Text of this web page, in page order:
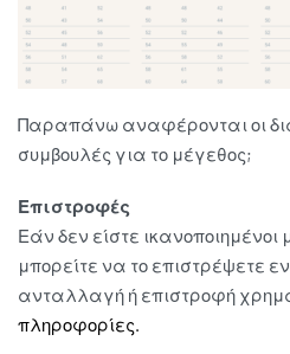
Παραπάνω αναφέρονται οι
συμβουλές για το μέγεθος;
Επιστροφές
Εάν δεν είστε
μπορείτε να το επιστρέψετε
ανταλλαγή ή επιστροφή
πληροφορίες.